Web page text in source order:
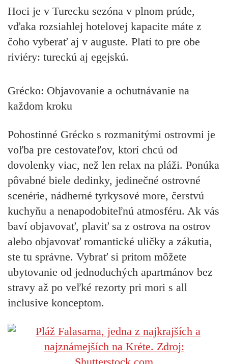
Hoci je v Turecku sezóna v plnom prúde,
vďaka rozsiahlej hotelovej kapacite máte z
čoho vyberať aj v auguste. Platí to pre obe
riviéry: tureckú aj egejskú.
Grécko: Objavovanie a ochutnávanie na
každom kroku
Pohostinné Grécko s rozmanitými ostrovmi je
voľba pre cestovateľov, ktorí chcú od
dovolenky viac, než len relax na pláži. Ponúka
pôvabné biele dedinky, jedinečné ostrovné
scenérie, nádherné tyrkysové more, čerstvú
kuchyňu a nenapodobiteľnú atmosféru. Ak vás
baví objavovať, plaviť sa z ostrova na ostrov
alebo objavovať romantické uličky a zákutia,
ste tu správne. Vybrať si pritom môžete
ubytovanie od jednoduchých apartmánov bez
stravy až po veľké rezorty pri mori s all
inclusive konceptom.